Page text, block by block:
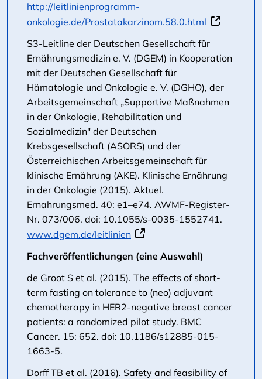
http://leitlinienprogramm-
onkologie.de/Prostatakarzinom.58.0.html
S3-Leitline der Deutschen Gesellschaft für
Ernährungsmedizin e. V. (DGEM) in Kooperation
mit der Deutschen Gesellschaft für
Hämatologie und Onkologie e. V. (DGHO), der
Arbeitsgemeinschaft „Supportive Maßnahmen
in der Onkologie, Rehabilitation und
Sozialmedizin" der Deutschen
Krebsgesellschaft (ASORS) und der
Österreichischen Arbeitsgemeinschaft für
klinische Ernährung (AKE). Klinische Ernährung
in der Onkologie (2015). Aktuel.
Ernahrungsmed. 40: e1–e74. AWMF-Register-
Nr. 073/006. doi: 10.1055/s-0035-1552741.
www.dgem.de/leitlinien
Fachveröffentlichungen (eine Auswahl)
de Groot S et al. (2015). The effects of short-
term fasting on tolerance to (neo) adjuvant
chemotherapy in HER2-negative breast cancer
patients: a randomized pilot study. BMC
Cancer. 15: 652. doi: 10.1186/s12885-015-
1663-5.
Dorff TB et al. (2016). Safety and feasibility of